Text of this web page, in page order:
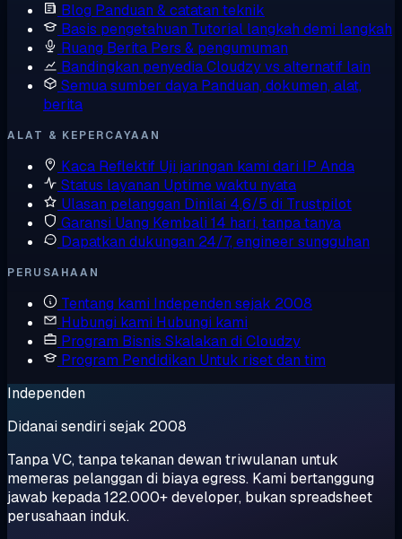
Blog Panduan & catatan teknik
Basis pengetahuan Tutorial langkah demi langkah
Ruang Berita Pers & pengumuman
Bandingkan penyediaCloudzy vs alternatif lain
Semua sumber daya Panduan, dokumen, alat,
berita
ALAT & KEPERCAYAAN
Kaca Reflektif Uji jaringan kami dari IP Anda
Status layanan Uptime waktu nyata
Ulasan pelanggan Dinilai 4,6/5 di Trustpilot
Garansi Uang Kembali 14 hari, tanpa tanya
Dapatkan dukungan 24/7, engineer sungguhan
PERUSAHAAN
Tentang kami Independen sejak 2008
Hubungi kami Hubungi kami
Program Bisnis Skalakan di Cloudzy
Program Pendidikan Untuk riset dan tim
Independen
Didanai sendiri sejak 2008
Tanpa VC, tanpa tekanan dewan triwulanan untuk
memeras pelanggan di biaya egress. Kami bertanggung
jawab kepada 122.000+ developer, bukan spreadsheet
perusahaan induk.